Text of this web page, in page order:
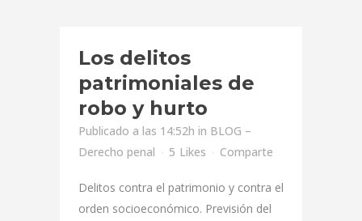
Los delitos
patrimoniales de
robo y hurto
Publicado a las 14:52h in BLOG –
Derecho penal
5 Likes Comparte
Delitos contra el patrimonio y contra el
orden socioeconómico. Previsión del